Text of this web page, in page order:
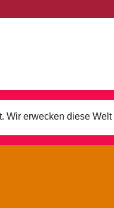
Wir erwecken diese